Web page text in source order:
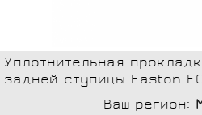
Уплотнительная
задней ступицы Easton
Ваш регион: